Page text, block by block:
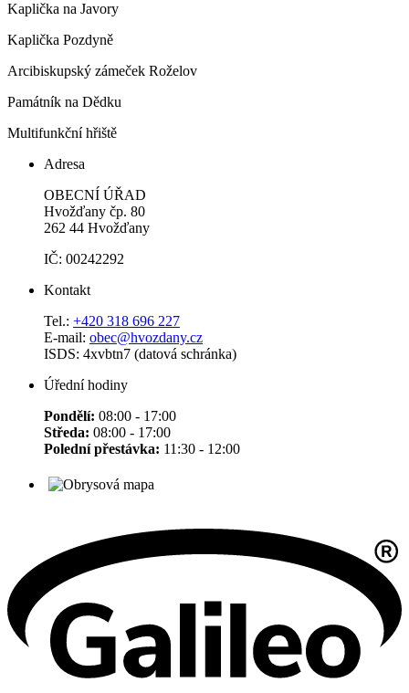
Kaplička na Javory
Kaplička Pozdyně
Arcibiskupský zámeček Roželov
Památník na Dědku
Multifunkční hřiště
Adresa
OBECNÍ ÚŘAD
Hvožďany čp. 80
262 44 Hvožďany
IČ: 00242292
Kontakt
Tel.: +420 318 696 227
E-mail: obec@hvozdany.cz
ISDS: 4xvbtn7 (datová schránka)
Úřední hodiny
Pondělí: 08:00 - 17:00
Středa: 08:00 - 17:00
Polední přestávka: 11:30 - 12:00